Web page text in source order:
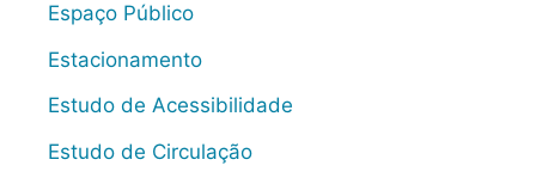
Espaço Público
Estacionamento
Estudo de Acessibilidade
Estudo de Circulação